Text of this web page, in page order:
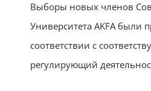
Выборы новых членов
Университета AKFA были
соответствии с
регулирующий